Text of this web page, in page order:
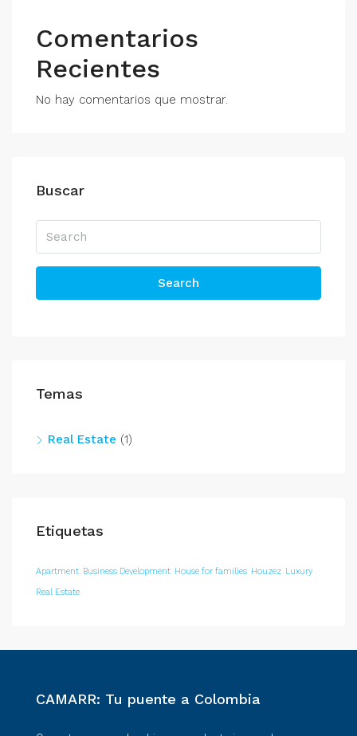
Comentarios
Recientes
No hay comentarios que mostrar.
Buscar
Search
Temas
Real Estate (1)
Etiquetas
Apartment Business Development House for families Houzez Luxury
Real Estate
CAMARR: Tu puente a Colombia